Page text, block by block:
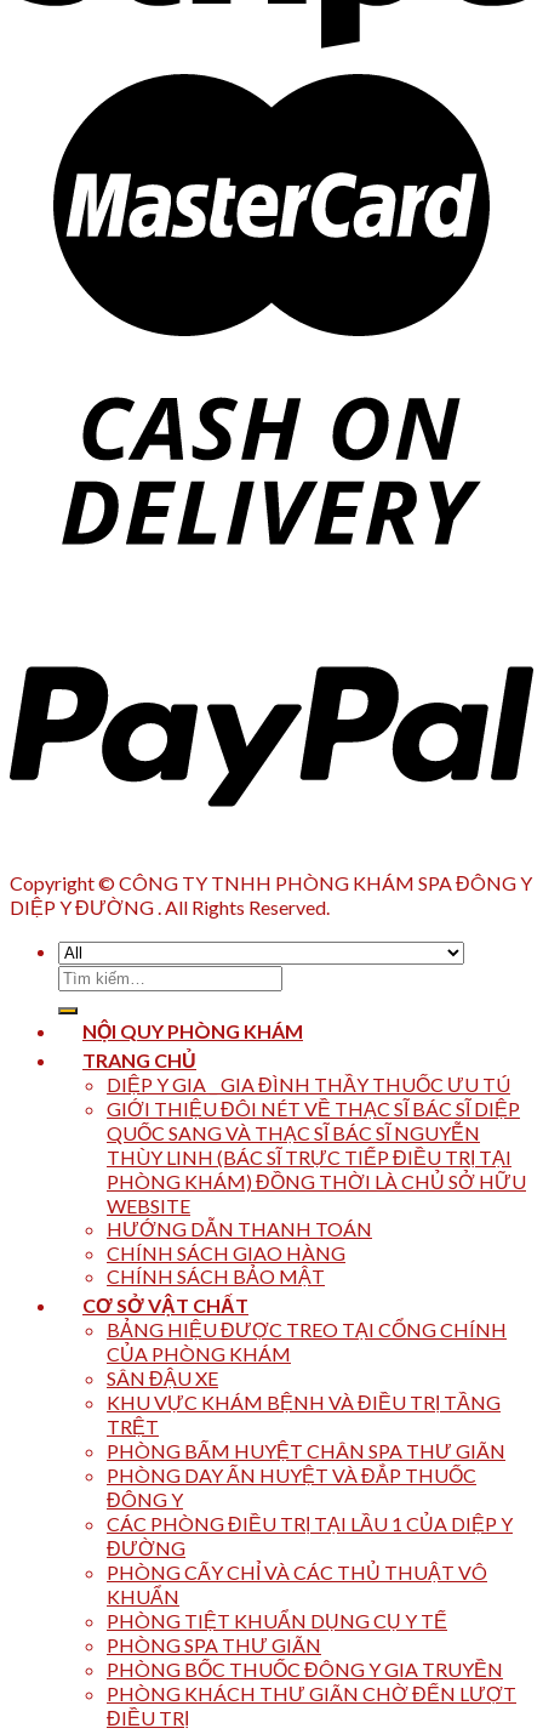
Copyright © CÔNG TY TNHH PHÒNG KHÁM SPA ĐÔNG Y
DIỆP Y ĐƯỜNG . All Rights Reserved.
Tìm
kiếm:
NỘI QUY PHÒNG KHÁM
TRANG CHỦ
DIỆP Y GIA _ GIA ĐÌNH THẦY THUỐC ƯU TÚ
GIỚI THIỆU ĐÔI NÉT VỀ THẠC SĨ BÁC SĨ DIỆP
QUỐC SANG VÀ THẠC SĨ BÁC SĨ NGUYỄN
THÙY LINH (BÁC SĨ TRỰC TIẾP ĐIỀU TRỊ TẠI
PHÒNG KHÁM) ĐỒNG THỜI LÀ CHỦ SỞ HỮU
WEBSITE
HƯỚNG DẪN THANH TOÁN
CHÍNH SÁCH GIAO HÀNG
CHÍNH SÁCH BẢO MẬT
CƠ SỞ VẬT CHẤT
BẢNG HIỆU ĐƯỢC TREO TẠI CỔNG CHÍNH
CỦA PHÒNG KHÁM
SÂN ĐẬU XE
KHU VỰC KHÁM BỆNH VÀ ĐIỀU TRỊ TẦNG
TRỆT
PHÒNG BẤM HUYỆT CHÂN SPA THƯ GIÃN
PHÒNG DAY ẤN HUYỆT VÀ ĐẮP THUỐC
ĐÔNG Y
CÁC PHÒNG ĐIỀU TRỊ TẠI LẦU 1 CỦA DIỆP Y
ĐƯỜNG
PHÒNG CẤY CHỈ VÀ CÁC THỦ THUẬT VÔ
KHUẨN
PHÒNG TIỆT KHUẨN DỤNG CỤ Y TẾ
PHÒNG SPA THƯ GIÃN
PHÒNG BỐC THUỐC ĐÔNG Y GIA TRUYỀN
PHÒNG KHÁCH THƯ GIÃN CHỜ ĐẾN LƯỢT
ĐIỀU TRỊ